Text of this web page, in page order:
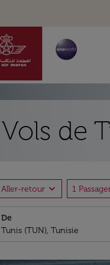
Vols de
Aller-retour expand_more 1
De